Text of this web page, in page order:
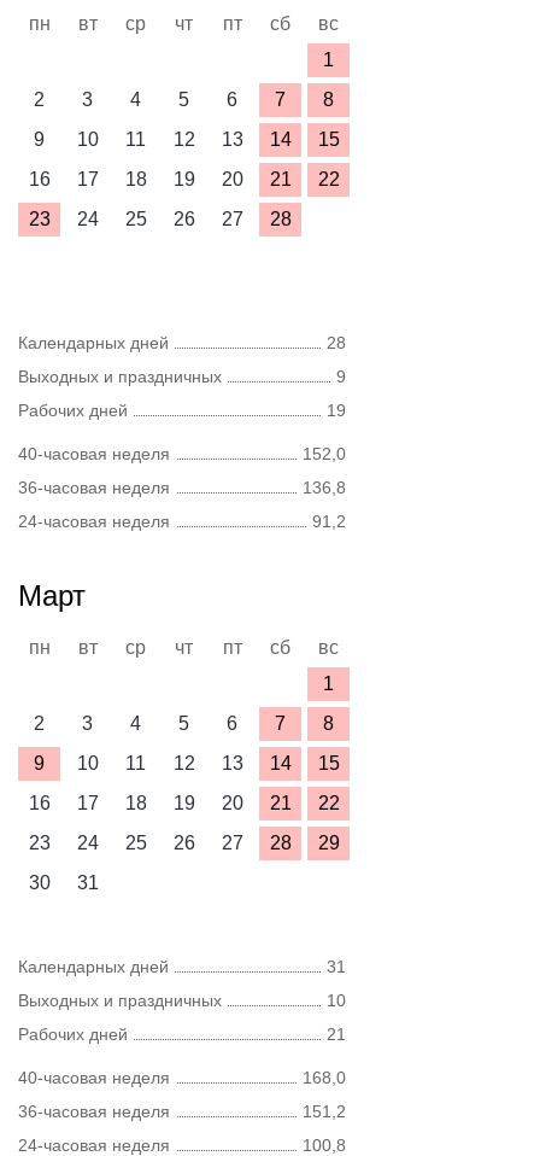
пн вт ср чт пт сб
вс
1
2
3 4 5 6 7
8
9
10 11 12 13 14
15
16
17 18 19 20 21
22
23
24 25 26 27 28
Календарных дней
28
Выходных и праздничных
9
Рабочих дней
19
40-часовая неделя
152,0
36-часовая неделя
136,8
24-часовая неделя
91,2
Март
пн вт ср чт пт сб
вс
1
2
3 4 5 6 7
8
9
10 11 12 13 14
15
16
17 18 19 20 21
22
23
24 25 26 27 28
29
30
31
Календарных дней
31
Выходных и праздничных
10
Рабочих дней
21
40-часовая неделя
168,0
36-часовая неделя
151,2
24-часовая неделя
100,8